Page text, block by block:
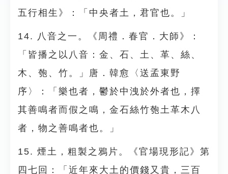
五行相生》：「中央者土，君官也。」
14. 八音之一。《周禮．春官．大師》：
「皆播之以八音：金、石、土、革、絲、
木、匏、竹。」唐．韓愈〈送孟東野
序〉：「樂也者，鬱於中洩於外者也，擇
其善鳴者而假之鳴，金石絲竹匏土革木八
者，物之善鳴者也。」
15. 煙土，粗製之鴉片。《官場現形記》第
四七回：「近年來大土的價錢又貴，三百